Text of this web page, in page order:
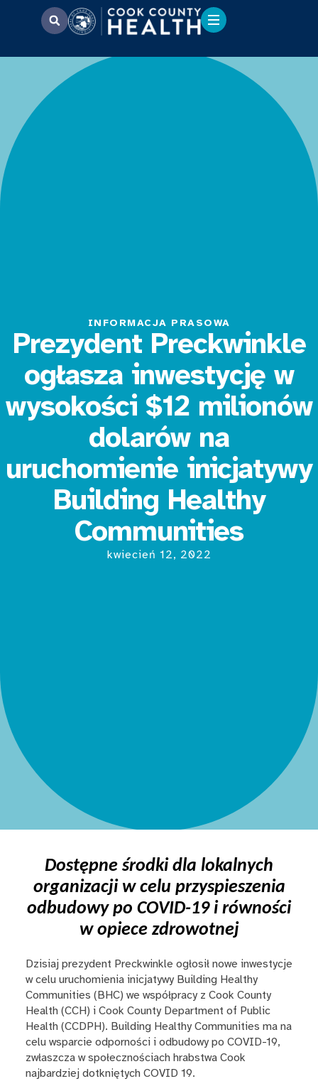
INFORMACJA PRASOWA
Prezydent Preckwinkle
ogłasza inwestycję w
wysokości $12 milionów
dolarów na
uruchomienie inicjatywy
Building Healthy
Communities
kwiecień 12, 2022
Dostępne środki dla lokalnych
organizacji w celu przyspieszenia
odbudowy po COVID-19 i równości
w opiece zdrowotnej
Dzisiaj prezydent Preckwinkle ogłosił nowe inwestycje
w celu uruchomienia inicjatywy Building Healthy
Communities (BHC) we współpracy z Cook County
Health (CCH) i Cook County Department of Public
Health (CCDPH). Building Healthy Communities ma na
celu wsparcie odporności i odbudowy po COVID-19,
zwłaszcza w społecznościach hrabstwa Cook
najbardziej dotkniętychCOVID 19.